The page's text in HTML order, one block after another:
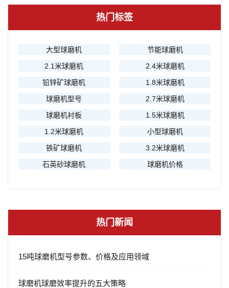
热门标签
大型球磨机
节能球磨机
2.1米球磨机
2.4米球磨机
铅锌矿球磨机
1.8米球磨机
球磨机型号
2.7米球磨机
球磨机衬板
1.5米球磨机
1.2米球磨机
小型球磨机
铁矿球磨机
3.2米球磨机
石英砂球磨机
球磨机价格
热门新闻
15吨球磨机型号参数、价格及应用领域
球磨机球磨效率提升的五大策略